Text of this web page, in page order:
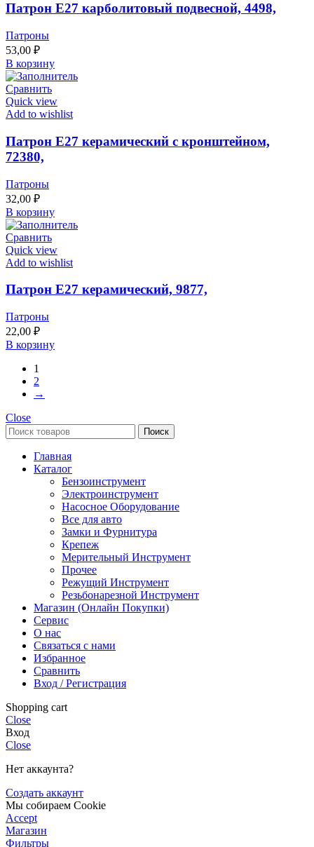
Патрон Е27 карболитовый подвесной, 4498,
Патроны
53,00 ₽
В корзину
Сравнить
Quick view
Add to wishlist
Патрон Е27 керамический с кронштейном,
72380,
Патроны
32,00 ₽
В корзину
Сравнить
Quick view
Add to wishlist
Патрон Е27 керамический, 9877,
Патроны
22,00 ₽
В корзину
1
2
→
Close
Поиск
Главная
Каталог
Бензоинструмент
Электроинструмент
Насосное Оборудование
Все для авто
Замки и Фурнитура
Крепеж
Мерительный Инструмент
Прочее
Режущий Инструмент
Резьбонарезной Инструмент
Магазин (Онлайн Покупки)
Сервис
О нас
Связаться с нами
Избранное
Сравнить
Вход / Регистрация
Shopping cart
Close
Вход
Close
Нет аккаунта?
Создать аккаунт
Мы собираем Cookie
Accept
Магазин
Фильтры